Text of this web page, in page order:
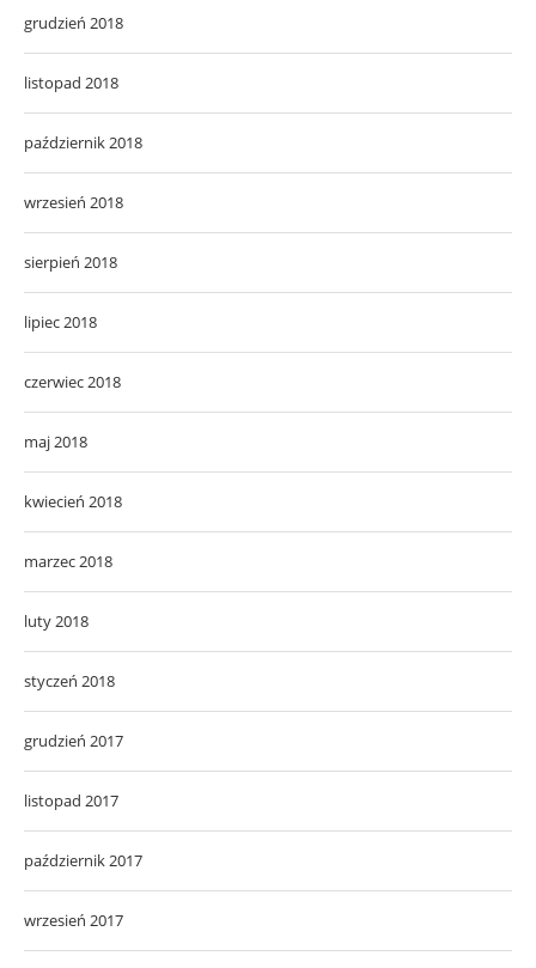
grudzień 2018
listopad 2018
październik 2018
wrzesień 2018
sierpień 2018
lipiec 2018
czerwiec 2018
maj 2018
kwiecień 2018
marzec 2018
luty 2018
styczeń 2018
grudzień 2017
listopad 2017
październik 2017
wrzesień 2017